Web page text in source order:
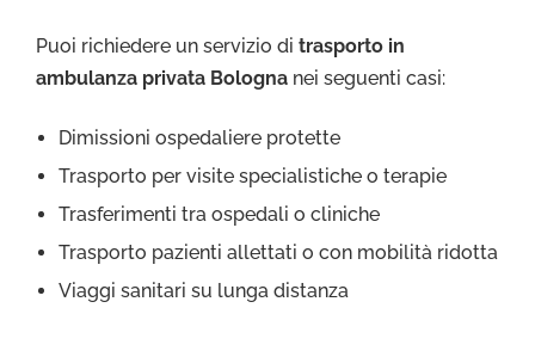
Puoi richiedere un servizio di trasporto in
ambulanza privata Bologna nei seguenti casi:
Dimissioni ospedaliere protette
Trasporto per visite specialistiche o terapie
Trasferimenti tra ospedali o cliniche
Trasporto pazienti allettati o con mobilità ridotta
Viaggi sanitari su lunga distanza